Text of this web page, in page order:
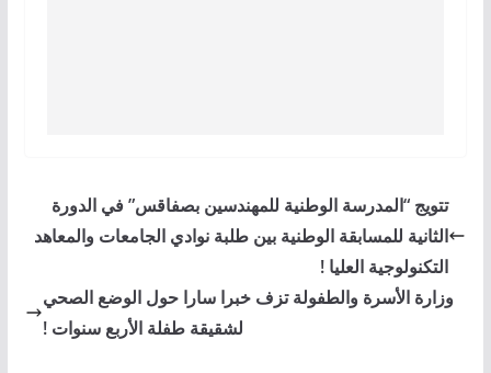
تتويج “المدرسة الوطنية للمهندسين بصفاقس” في الدورة
الثانية للمسابقة الوطنية بين طلبة نوادي الجامعات والمعاهد
التكنولوجية العليا !
وزارة الأسرة والطفولة تزف خبرا سارا حول الوضع الصحي
لشقيقة طفلة الأربع سنوات !